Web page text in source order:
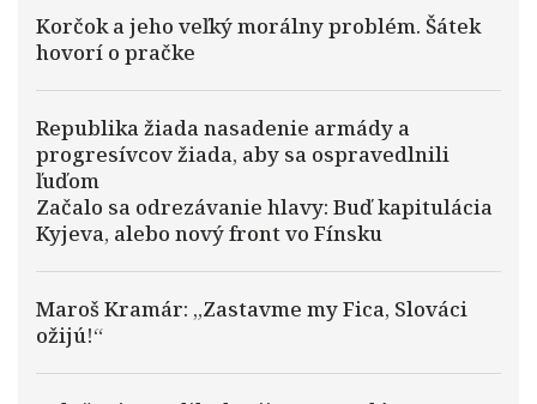
Korčok a jeho veľký morálny problém. Šátek
hovorí o pračke
Republika žiada nasadenie armády a
progresívcov žiada, aby sa ospravedlnili
ľuďom
Začalo sa odrezávanie hlavy: Buď kapitulácia
Kyjeva, alebo nový front vo Fínsku
Maroš Kramár: „Zastavme my Fica, Slováci
ožijú!“